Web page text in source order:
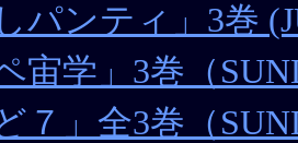
パンティ」3巻
宙学」3巻（
７」全3巻（